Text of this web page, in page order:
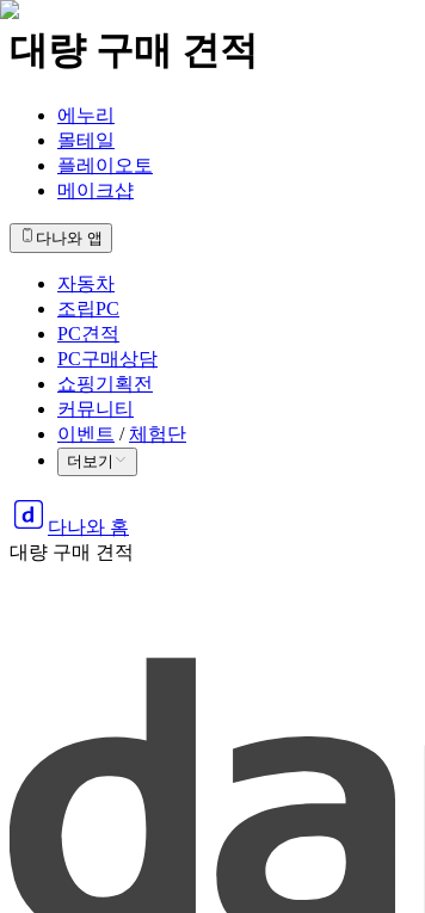
대량 구매 견적
에누리
몰테일
플레이오토
메이크샵
다나와 앱
자동차
조립PC
PC견적
PC구매상담
쇼핑기획전
커뮤니티
이벤트 / 체험단
더보기
다나와 홈
대량 구매 견적